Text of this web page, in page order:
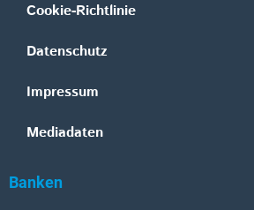
Cookie-Richtlinie
Datenschutz
Impressum
Mediadaten
Banken